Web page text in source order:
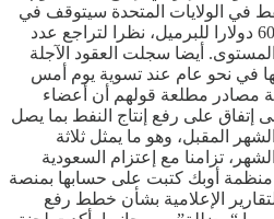
في الولايات المتحدة سيتوقف في
حالة بقاء الأسعار بالقرب من 60 دولارا للبرميل، نظرا لتراجع عدد
أيضا سجلت العقود الآجلة
في نحو عام عند تسوية يوم أمس
مصادر مطلعة قولهم أن أعضاء
إتفاق على رفع إنتاج النفط بما يصل
الشهر المقبل، وهو ما يمثل ثلاثة
تزامنا مع إعتزام السعودية
منظمة أوبك كتبت على حسابها بمنصة
الإعلامية بشأن خطط رفع